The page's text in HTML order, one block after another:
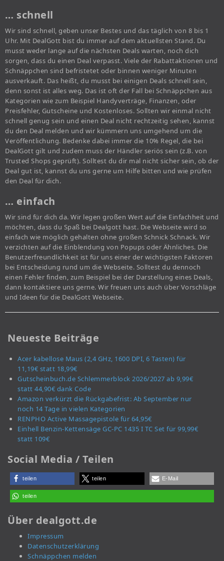
… schnell
Wir sind schnell, geben unser Bestes und das täglich von 8 bis 1
Uhr. Mit DealGott bist du immer auf dem aktuellsten Stand. Du
musst weder lange auf die nächsten Deals warten, noch dich
sorgen, dass du einen Deal verpasst. Viele der Rabattaktionen und
Schnäppchen sind befristetet oder binnen weniger Minuten
ausverkauft. Das heißt, du musst bei einigen Deals schnell sein,
denn sonst ist alles weg. Das ist oft der Fall bei Schnäppchen aus
Kategorien wie zum Beispiel Handyverträge, Finanzen, oder
Preisfehler, Gutscheine und Kostenloses. Sollten wir einmal nicht
schnell genug sein und einen Deal nicht rechtzeitig sehen, kannst
du den Deal melden und wir kümmern uns umgehend um die
Veröffentlichung. Bedenke dabei immer die 10% Regel, die bei
DealGott gilt und zudem muss der Händler seriös sein (z.B. von
Trusted Shops geprüft). Solltest du dir mal nicht sicher sein, ob der
Deal gut ist, kannst du uns gerne um Hilfe bitten und wie prüfen
den Deal für dich.
… einfach
Wir sind für dich da. Wir legen großen Wert auf die Einfachheit und
möchten, dass du Spaß bei Dealgott hast. Die Webseite wird so
einfach wie möglich gehalten ohne großen Schnick Schnack. Wir
verzichten auf die Einblendung von Popups oder Ähnliches. Die
Benutzerfreundlichkeit ist für uns einer der wichtigsten Faktoren
bei Entscheidung rund um die Webseite. Solltest du dennoch
einen Fehler finden, zum Beispiel bei der Darstellung eines Deals,
dann kontaktiere uns gerne. Wir freuen uns auch über Vorschläge
und Ideen für die DealGott Webseite.
Neueste Beiträge
Acer kabellose Maus (2,4 GHz, 1600 DPI, 6 Tasten) für
11,19€ statt 18,99€
Gutscheinbuch.de Schlemmerblock 2026/2027 ab 9,99€
statt 44,90€ dank Code
Amazon verkürzt die Rückgabefrist: Ab September nur
noch 14 Tage in vielen Kategorien
RENPHO Active Massagepistole für 64,95€
Einhell Benzin-Kettensäge GC-PC 1435 I TC Set für 99,99€
statt 109€
Social Media / Teilen
teilen teilen E-Mail
teilen
Über dealgott.de
Impressum
Datenschutzerklärung
Schnäppchen melden